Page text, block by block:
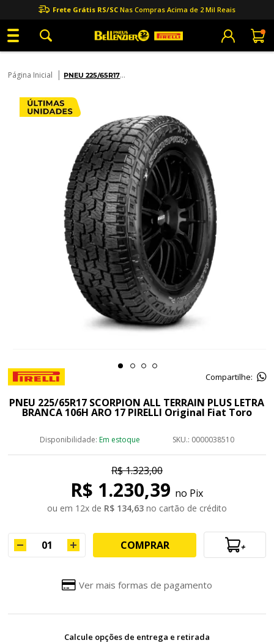
Frete Grátis RS/SC Nas Compras Acima de 2 Mil Reais
Página Inicial | PNEU 225/65R17
Compartilhe:
PNEU 225/65R17 SCORPION ALL TERRAIN PLUS LETRA
BRANCA 106H ARO 17 PIRELLI Original Fiat Toro
Disponibilidade: Em estoque SKU.: 0000038510
R$ 1.323,00
ou em 12xde R$ 134,63no cartão de crédito
R$ 1.230,39 no Pix
COMPRAR +
Ver mais formas de pagamento
Calcule opções de entrega e retirada